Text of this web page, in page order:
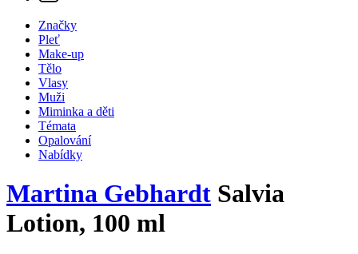
Značky
Pleť
Make-up
Tělo
Vlasy
Muži
Miminka a děti
Témata
Opalování
Nabídky
Martina Gebhardt Salvia
Lotion, 100 ml